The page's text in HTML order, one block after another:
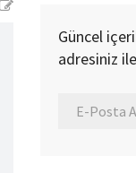
Güncel
adresiniz